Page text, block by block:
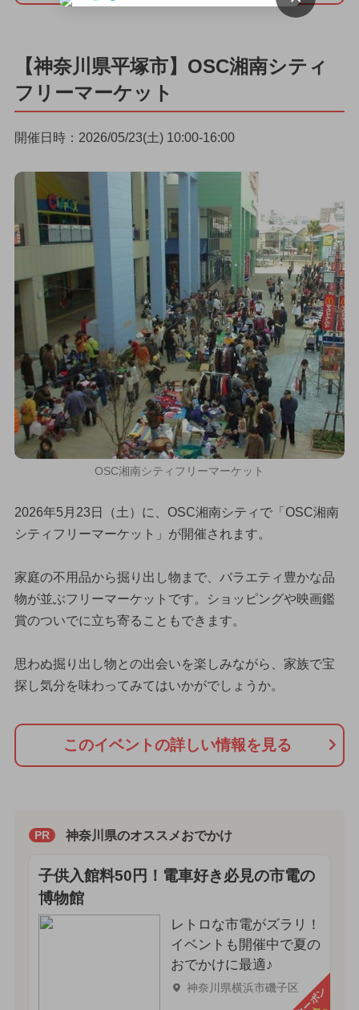
【神奈川県平塚市】OSC湘南シティ
フリーマーケット
開催日時：2026/05/23(土) 10:00-16:00
OSC湘南シティフリーマーケット
2026年5月23日（土）に、OSC湘南シティで「OSC湘南
シティフリーマーケット」が開催されます。
家庭の不用品から掘り出し物まで、バラエティ豊かな品
物が並ぶフリーマーケットです。ショッピングや映画鑑
賞のついでに立ち寄ることもできます。
思わぬ掘り出し物との出会いを楽しみながら、家族で宝
探し気分を味わってみてはいかがでしょうか。
このイベントの詳しい情報を見る
PR 神奈川県のオススメおでかけ
子供入館料50円！電車好き必見の市電の
博物館
レトロな市電がズラリ！
イベントも開催中で夏の
おでかけに最適♪
神奈川県横浜市磯子区クーポン